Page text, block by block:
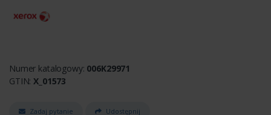
Numer katalogowy: 006K29971
GTIN:X_01573
Zadaj pytanie Udostępnij